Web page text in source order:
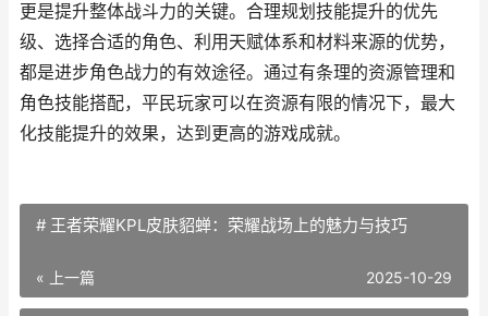
更是提升整体战斗力的关键。合理规划技能提升的优先
级、选择合适的角色、利用天赋体系和材料来源的优势，
都是进步角色战力的有效途径。通过有条理的资源管理和
角色技能搭配，平民玩家可以在资源有限的情况下，最大
化技能提升的效果，达到更高的游戏成就。
# 王者荣耀KPL皮肤貂蝉：荣耀战场上的魅力与技巧
« 上一篇 2025-10-29